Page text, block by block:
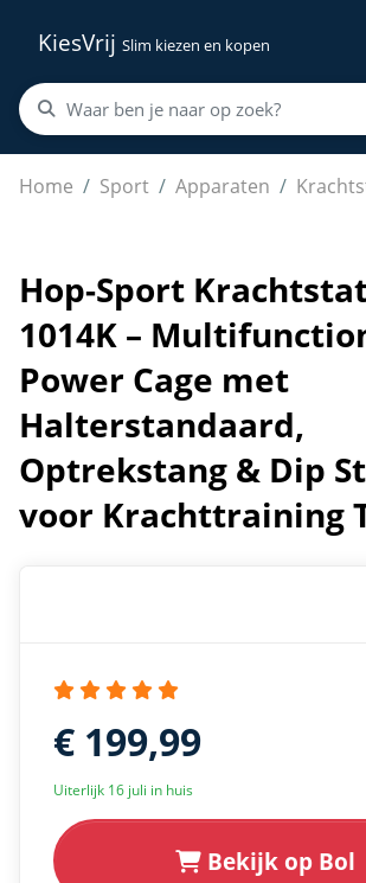
KiesVrij Slim kiezen en kopen
Home Sport Apparaten
Hop-Sport Krachtstation HS-1014K
Hop-Sport
1014K –
Power Cage met
Halterstandaard,
Optrekstang & Dip
voor Krachttraining
€ 199,99
Uiterlijk 16 juli in huis
Bekijk op Bol